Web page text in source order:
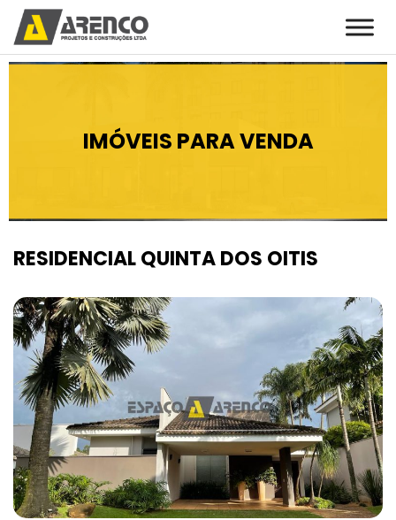
IMÓVEIS PARA VENDA
RESIDENCIAL QUINTA DOS OITIS